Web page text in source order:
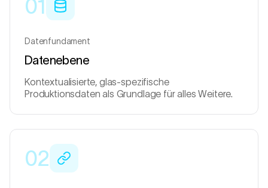
01
Datenfundament
Datenebene
Kontextualisierte, glas-spezifische
Produktionsdaten als Grundlage für alles Weitere.
02